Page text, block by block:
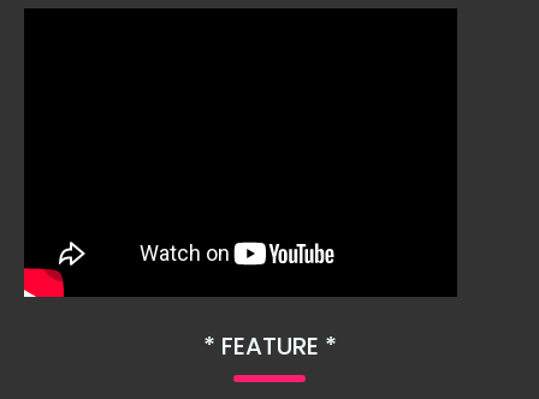
FEATURE